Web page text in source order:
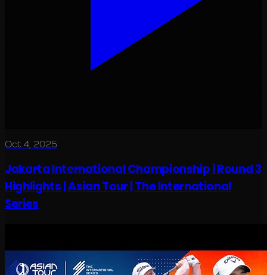
Oct 4, 2025
Jakarta International Championship | Round 3
Highlights | Asian Tour | The International
Series